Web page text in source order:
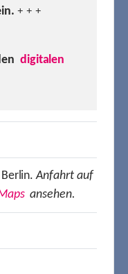
+ + +
digitalen
Berlin.Anfahrt auf
ansehen.